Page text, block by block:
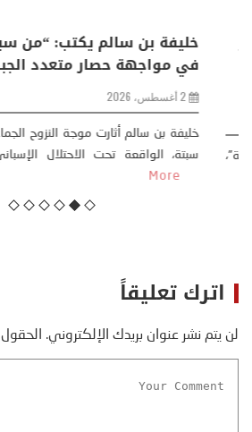
منذر بالضيافي يكتب حول:
من ظاهرة طبيعية .. تحول
مقاربة سوسيولوجية )
كتب: منذر بالضيافي بدأت قصتي مع
منذ نهاية ثمانينات القرن الماضي، حين أطردنا ...
اترك تعليقاً
لن يتم نشر عنوان بريدك الإلكتروني. الحقول